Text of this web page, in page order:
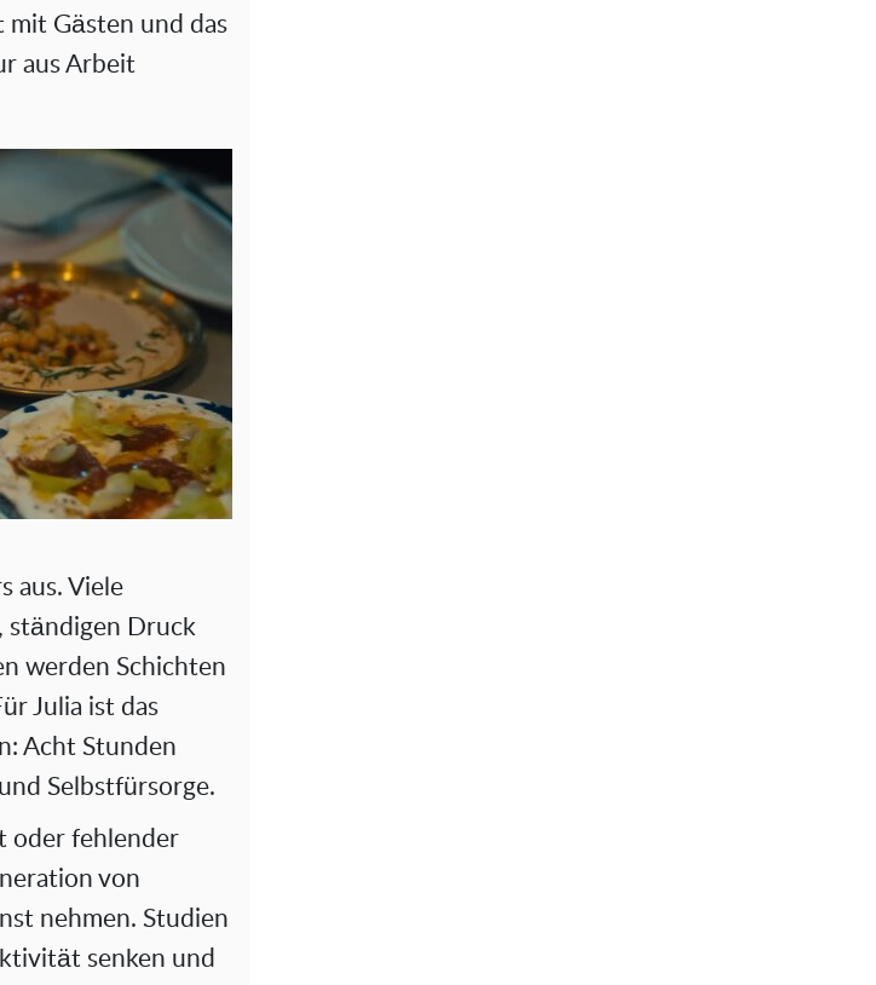
mit Gästen und das
aus Arbeit
aus. Viele
ständigen Druck
werden Schichten
Julia ist das
Acht Stunden
Selbstfürsorge.
oder fehlender
von
nehmen. Studien
senken und